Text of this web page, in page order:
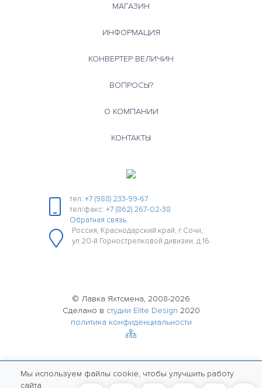
МАГАЗИН
ИНФОРМАЦИЯ
КОНВЕРТЕР ВЕЛИЧИН
ВОПРОСЫ?
О КОМПАНИИ
КОНТАКТЫ
тел: +7 (988) 233-99-67
тел/факс: +7 (862) 267-02-38
Обратная связь
Россия, Краснодарский край, г.Сочи,
ул.20-й Горнострелковой дивизии, д 16
© Лавка Яхтсмена, 2008-2026
Сделано в студии Elite Design 2020
политика конфиденциальности
Мы используем файлы cookie, чтобы улучшить работу
сайта